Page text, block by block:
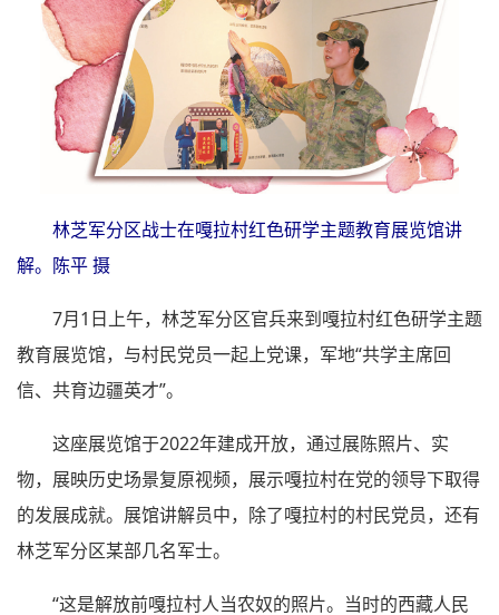
林芝军分区战士在嘎拉村红色研学主题教育展览馆讲
解。陈平 摄
7月1日上午，林芝军分区官兵来到嘎拉村红色研学主题
教育展览馆，与村民党员一起上党课，军地“共学主席回
信、共育边疆英才”。
这座展览馆于2022年建成开放，通过展陈照片、实
物，展映历史场景复原视频，展示嘎拉村在党的领导下取得
的发展成就。展馆讲解员中，除了嘎拉村的村民党员，还有
林芝军分区某部几名军士。
“这是解放前嘎拉村人当农奴的照片。当时的西藏人民